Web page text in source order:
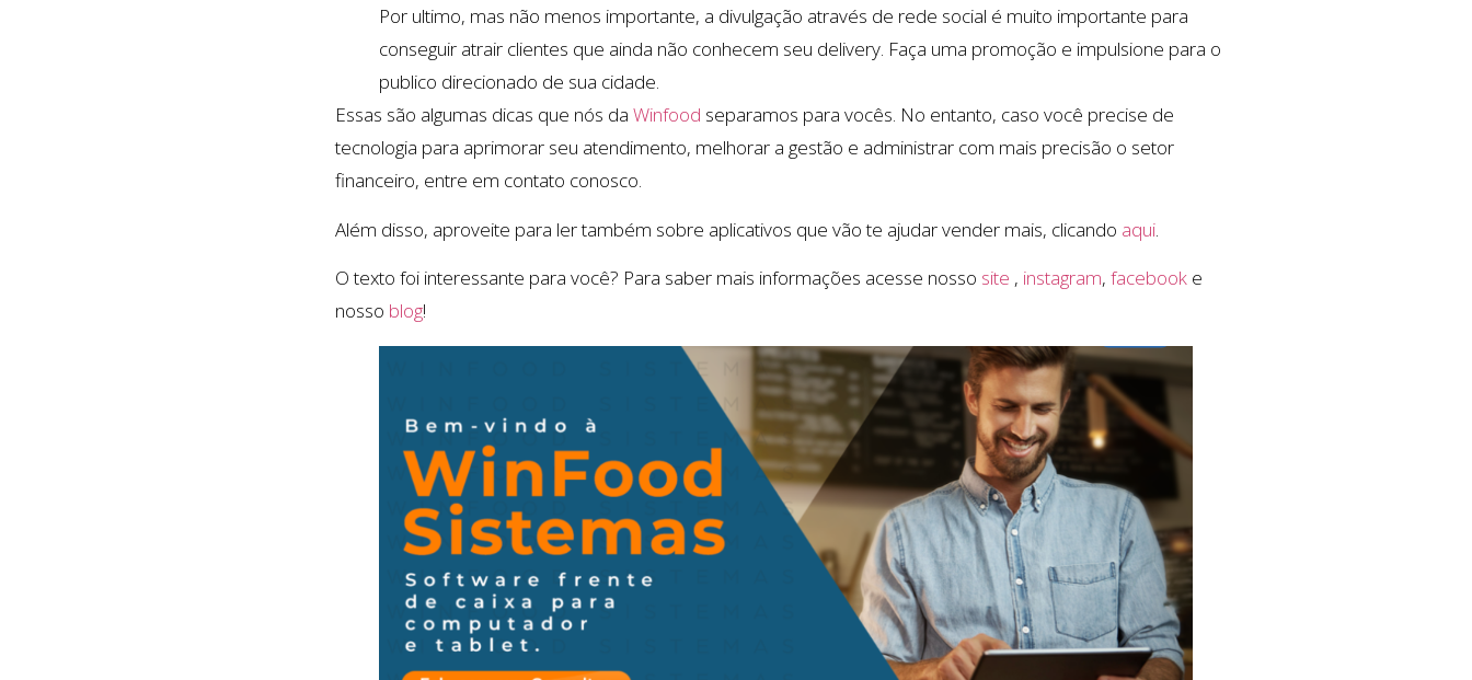
Por ultimo, mas não menos importante, a divulgação através de rede social é muito importante para
conseguir atrair clientes que ainda não conhecem seu delivery. Faça uma promoção e impulsione para o
publico direcionado de sua cidade.
Essas são algumas dicas que nós daWinfood separamos para vocês. No entanto, caso você precise de
tecnologia para aprimorar seu atendimento, melhorar a gestão e administrar com mais precisão o setor
financeiro, entre em contato conosco.
Além disso, aproveite para ler também sobre aplicativos que vão te ajudar vender mais, clicando aqui.
O texto foi interessante para você? Para saber mais informações acesse nosso site , instagram,facebook e
nosso blog!